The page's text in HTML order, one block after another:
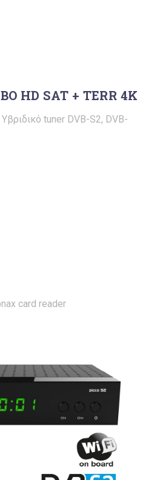
HD SAT + TERR 4K
tuner DVB-S2, DVB-
card reader